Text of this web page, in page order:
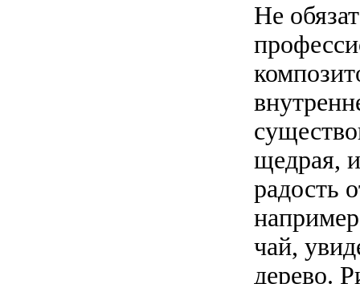
Не
щедрая,
радость
чай,
дерево.